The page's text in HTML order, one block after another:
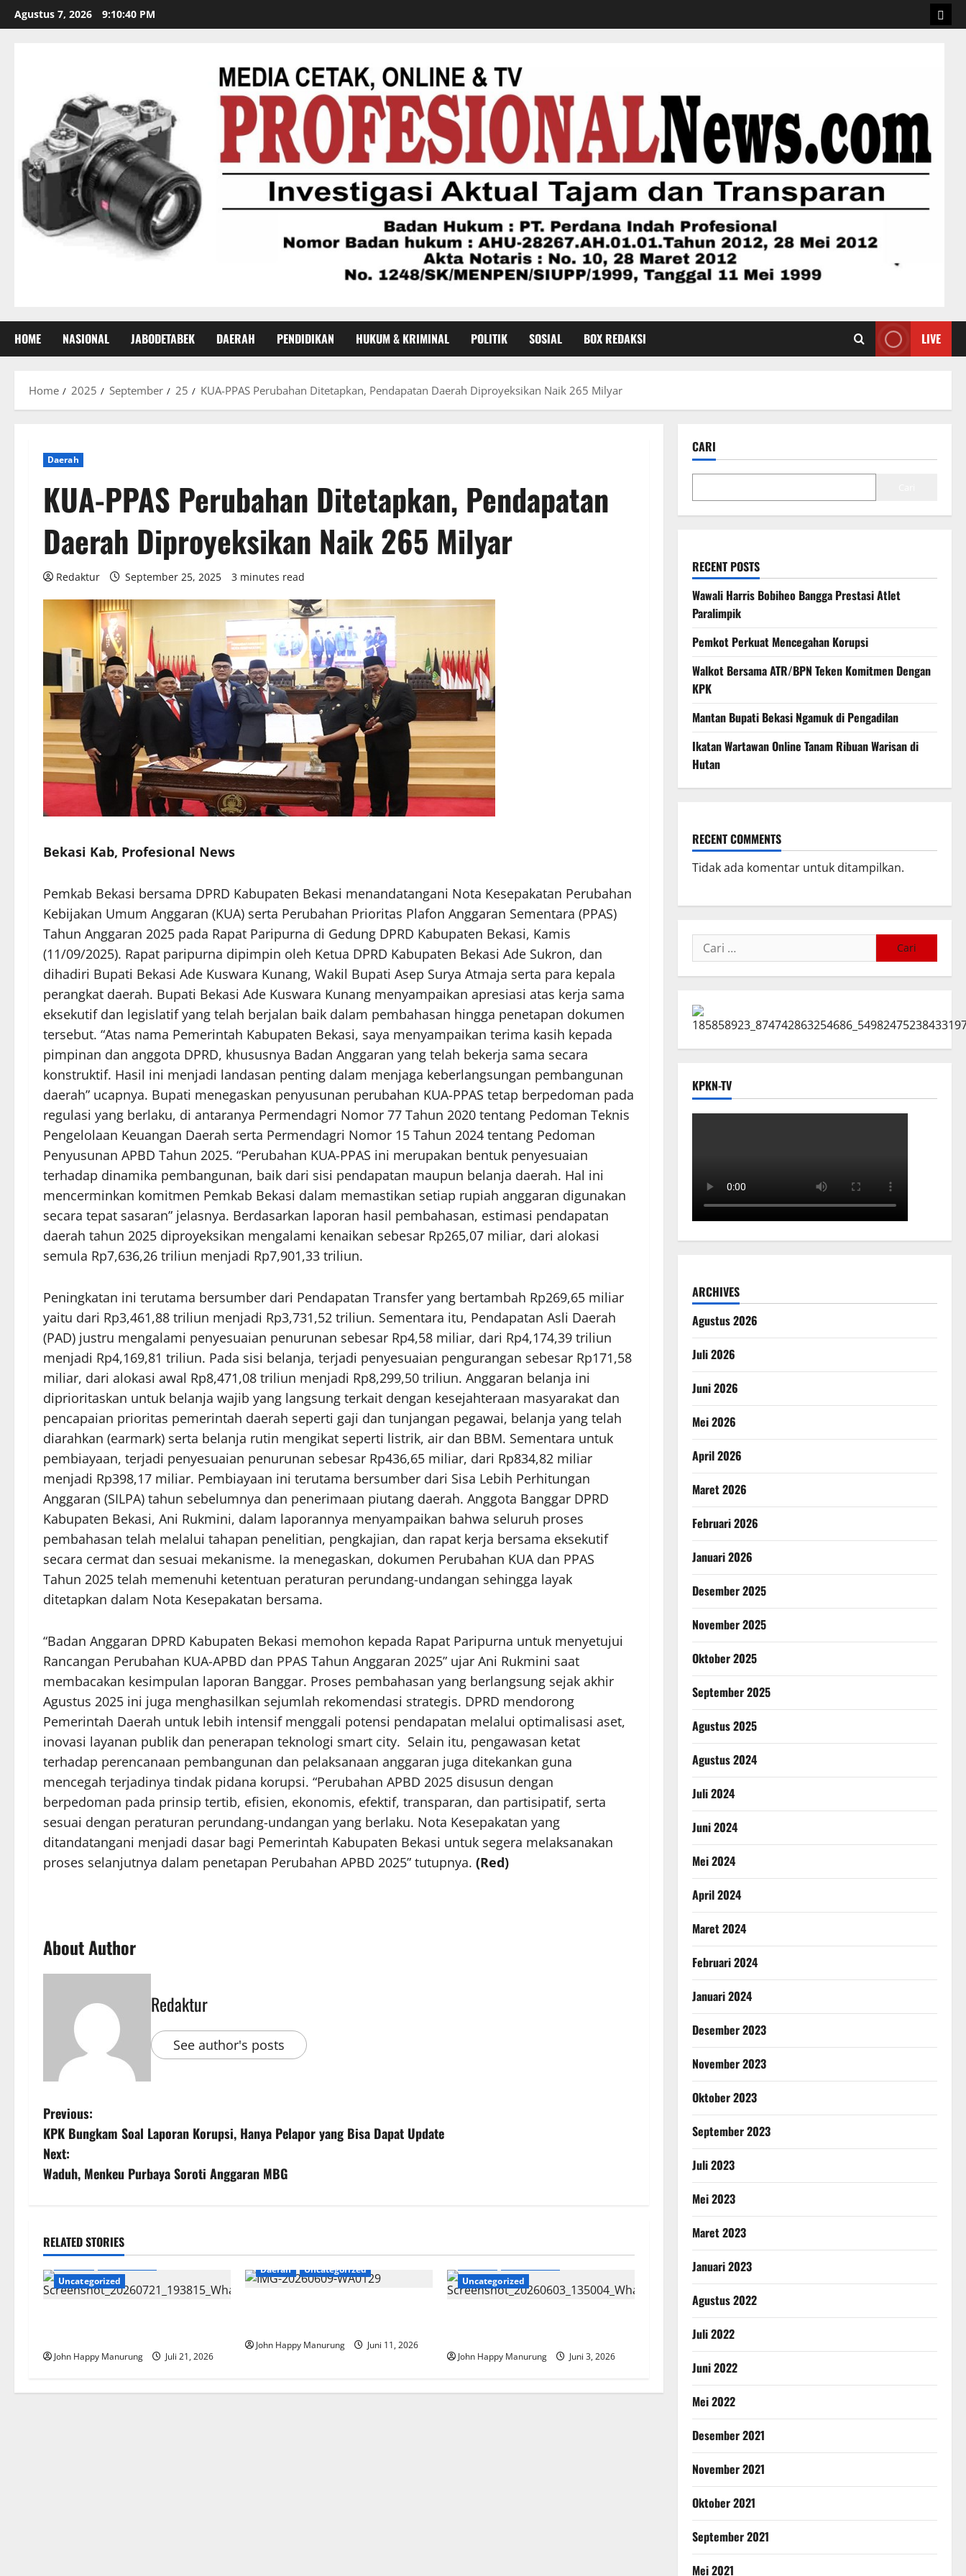
Agustus 7, 2026 9:10:41 PM
HOME NASIONAL JABODETABEK DAERAH PENDIDIKAN HUKUM & KRIMINAL POLITIK SOSIAL BOX REDAKSI LIVE
Home 2025 September 25 KUA-PPAS Perubahan Ditetapkan, Pendapatan Daerah Diproyeksikan Naik 265 Milyar
Daerah
KUA-PPAS Perubahan Ditetapkan, Pendapatan
Daerah Diproyeksikan Naik 265 Milyar
Redaktur September 25, 2025 3 minutes read
Bekasi Kab, Profesional News
Pemkab Bekasi bersama DPRD Kabupaten Bekasi menandatangani Nota Kesepakatan Perubahan
Kebijakan Umum Anggaran (KUA) serta Perubahan Prioritas Plafon Anggaran Sementara (PPAS)
Tahun Anggaran 2025 pada Rapat Paripurna di Gedung DPRD Kabupaten Bekasi, Kamis
(11/09/2025). Rapat paripurna dipimpin oleh Ketua DPRD Kabupaten Bekasi Ade Sukron, dan
dihadiri Bupati Bekasi Ade Kuswara Kunang, Wakil Bupati Asep Surya Atmaja serta para kepala
perangkat daerah. Bupati Bekasi Ade Kuswara Kunang menyampaikan apresiasi atas kerja sama
eksekutif dan legislatif yang telah berjalan baik dalam pembahasan hingga penetapan dokumen
tersebut. “Atas nama Pemerintah Kabupaten Bekasi, saya menyampaikan terima kasih kepada
pimpinan dan anggota DPRD, khususnya Badan Anggaran yang telah bekerja sama secara
konstruktif. Hasil ini menjadi landasan penting dalam menjaga keberlangsungan pembangunan
daerah” ucapnya. Bupati menegaskan penyusunan perubahan KUA-PPAS tetap berpedoman pada
regulasi yang berlaku, di antaranya Permendagri Nomor 77 Tahun 2020 tentang Pedoman Teknis
Pengelolaan Keuangan Daerah serta Permendagri Nomor 15 Tahun 2024 tentang Pedoman
Penyusunan APBD Tahun 2025. “Perubahan KUA-PPAS ini merupakan bentuk penyesuaian
terhadap dinamika pembangunan, baik dari sisi pendapatan maupun belanja daerah. Hal ini
mencerminkan komitmen Pemkab Bekasi dalam memastikan setiap rupiah anggaran digunakan
secara tepat sasaran” jelasnya. Berdasarkan laporan hasil pembahasan, estimasi pendapatan
daerah tahun 2025 diproyeksikan mengalami kenaikan sebesar Rp265,07 miliar, dari alokasi
semula Rp7,636,26 triliun menjadi Rp7,901,33 triliun.
Peningkatan ini terutama bersumber dari Pendapatan Transfer yang bertambah Rp269,65 miliar
yaitu dari Rp3,461,88 triliun menjadi Rp3,731,52 triliun. Sementara itu, Pendapatan Asli Daerah
(PAD) justru mengalami penyesuaian penurunan sebesar Rp4,58 miliar, dari Rp4,174,39 triliun
menjadi Rp4,169,81 triliun. Pada sisi belanja, terjadi penyesuaian pengurangan sebesar Rp171,58
miliar, dari alokasi awal Rp8,471,08 triliun menjadi Rp8,299,50 triliun. Anggaran belanja ini
diprioritaskan untuk belanja wajib yang langsung terkait dengan kesejahteraan masyarakat dan
pencapaian prioritas pemerintah daerah seperti gaji dan tunjangan pegawai, belanja yang telah
diarahkan (earmark) serta belanja rutin mengikat seperti listrik, air dan BBM. Sementara untuk
pembiayaan, terjadi penyesuaian penurunan sebesar Rp436,65 miliar, dari Rp834,82 miliar
menjadi Rp398,17 miliar. Pembiayaan ini terutama bersumber dari Sisa Lebih Perhitungan
Anggaran (SILPA) tahun sebelumnya dan penerimaan piutang daerah. Anggota Banggar DPRD
Kabupaten Bekasi, Ani Rukmini, dalam laporannya menyampaikan bahwa seluruh proses
pembahasan telah melalui tahapan penelitian, pengkajian, dan rapat kerja bersama eksekutif
secara cermat dan sesuai mekanisme. Ia menegaskan, dokumen Perubahan KUA dan PPAS
Tahun 2025 telah memenuhi ketentuan peraturan perundang-undangan sehingga layak
ditetapkan dalam Nota Kesepakatan bersama.
“Badan Anggaran DPRD Kabupaten Bekasi memohon kepada Rapat Paripurna untuk menyetujui
Rancangan Perubahan KUA-APBD dan PPAS Tahun Anggaran 2025” ujar Ani Rukmini saat
membacakan kesimpulan laporan Banggar. Proses pembahasan yang berlangsung sejak akhir
Agustus 2025 ini juga menghasilkan sejumlah rekomendasi strategis. DPRD mendorong
Pemerintah Daerah untuk lebih intensif menggali potensi pendapatan melalui optimalisasi aset,
inovasi layanan publik dan penerapan teknologi smart city. Selain itu, pengawasan ketat
terhadap perencanaan pembangunan dan pelaksanaan anggaran juga ditekankan guna
mencegah terjadinya tindak pidana korupsi. “Perubahan APBD 2025 disusun dengan
berpedoman pada prinsip tertib, efisien, ekonomis, efektif, transparan, dan partisipatif, serta
sesuai dengan peraturan perundang-undangan yang berlaku. Nota Kesepakatan yang
ditandatangani menjadi dasar bagi Pemerintah Kabupaten Bekasi untuk segera melaksanakan
proses selanjutnya dalam penetapan Perubahan APBD 2025” tutupnya. (Red)
About Author
Redaktur
See author's posts
Previous:
KPK Bungkam Soal Laporan Korupsi, Hanya Pelapor yang Bisa Dapat Update
Next:
Waduh, Menkeu Purbaya Soroti Anggaran MBG
RELATED STORIES
Uncategorized
John Happy Manurung Juli 21, 2026
Daerah Uncategorized
John Happy Manurung Juni 11, 2026
Uncategorized
John Happy Manurung Juni 3, 2026
CARI
RECENT POSTS
Wawali Harris Bobiheo Bangga Prestasi Atlet
Paralimpik
Pemkot Perkuat Mencegahan Korupsi
Walkot Bersama ATR/BPN Teken Komitmen Dengan
KPK
Mantan Bupati Bekasi Ngamuk di Pengadilan
Ikatan Wartawan Online Tanam Ribuan Warisan di
Hutan
RECENT COMMENTS
Tidak ada komentar untuk ditampilkan.
KPKN-TV
ARCHIVES
Agustus 2026
Juli 2026
Juni 2026
Mei 2026
April 2026
Maret 2026
Februari 2026
Januari 2026
Desember 2025
November 2025
Oktober 2025
September 2025
Agustus 2025
Agustus 2024
Juli 2024
Juni 2024
Mei 2024
April 2024
Maret 2024
Februari 2024
Januari 2024
Desember 2023
November 2023
Oktober 2023
September 2023
Juli 2023
Mei 2023
Maret 2023
Januari 2023
Agustus 2022
Juli 2022
Juni 2022
Mei 2022
Desember 2021
November 2021
Oktober 2021
September 2021
Mei 2021